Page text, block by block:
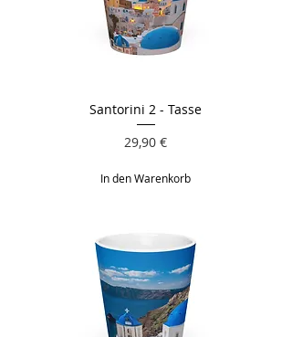
Santorini 2 - Tasse
Preis
29,90 €
In den Warenkorb